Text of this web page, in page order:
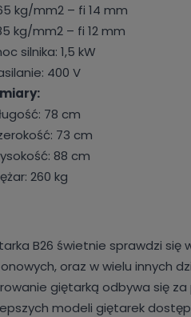
kg/mm2 – fi 14 mm
kg/mm2 – fi 12 mm
silnika: 1,5 kW
400 V
78 cm
73 cm
88 cm
260 kg
B26 świetnie sprawdzi
oraz w wielu innych
giętarką odbywa się
modeli giętarek